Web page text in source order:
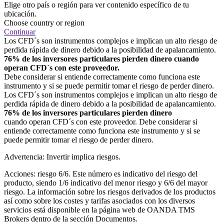
Elige otro país o región para ver contenido específico de tu
ubicación.
Choose country or region
Continuar
Los CFD´s son instrumentos complejos e implican un alto riesgo de
perdida rápida de dinero debido a la posibilidad de apalancamiento.
76% de los inversores particulares pierden dinero cuando
operan CFD´s con este proveedor.
Debe considerar si entiende correctamente como funciona este
instrumento y si se puede permitir tomar el riesgo de perder dinero.
Los CFD´s son instrumentos complejos e implican un alto riesgo de
perdida rápida de dinero debido a la posibilidad de apalancamiento.
76% de los inversores particulares pierden dinero
cuando operan CFD´s con este proveedor. Debe considerar si
entiende correctamente como funciona este instrumento y si se
puede permitir tomar el riesgo de perder dinero.
Advertencia: Invertir implica riesgos.
Acciones: riesgo 6/6. Este número es indicativo del riesgo del
producto, siendo 1/6 indicativo del menor riesgo y 6/6 del mayor
riesgo. La información sobre los riesgos derivados de los productos
así como sobre los costes y tarifas asociados con los diversos
servicios está disponible en la página web de OANDA TMS
Brokers dentro de la sección Documentos.